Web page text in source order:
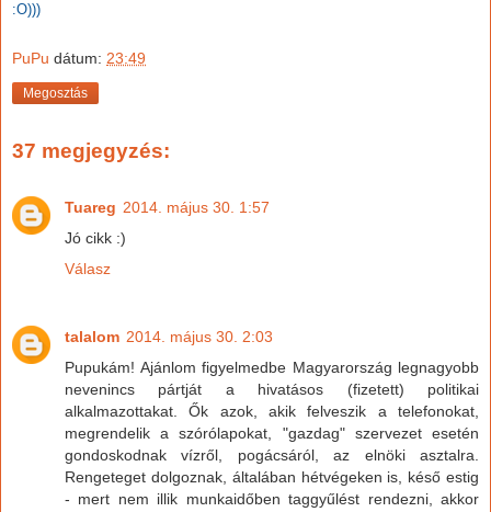
:O)))
PuPu dátum: 23:49
Megosztás
37 megjegyzés:
Tuareg 2014. május 30. 1:57
Jó cikk :)
Válasz
talalom 2014. május 30. 2:03
Pupukám! Ajánlom figyelmedbe Magyarország legnagyobb
nevenincs pártját a hivatásos (fizetett) politikai
alkalmazottakat. Ők azok, akik felveszik a telefonokat,
megrendelik a szórólapokat, "gazdag" szervezet esetén
gondoskodnak vízről, pogácsáról, az elnöki asztalra.
Rengeteget dolgoznak, általában hétvégeken is, késő estig
- mert nem illik munkaidőben taggyűlést rendezni, akkor